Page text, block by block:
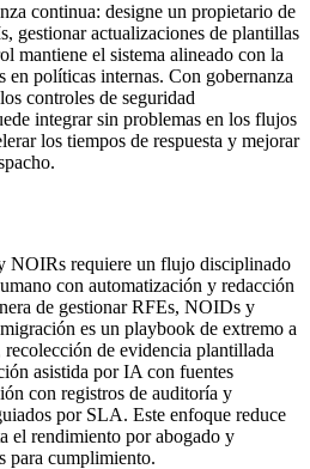
continua: designe un propietario de
gestionar actualizaciones de plantillas
mantiene el sistema alineado con la
políticas internas. Con gobernanza
controles de seguridad
integrar sin problemas en los flujos
los tiempos de respuesta y mejorar
NOIRs requiere un flujo disciplinado
con automatización y redacción
de gestionar RFEs, NOIDs y
es un playbook de extremo a
de evidencia plantillada
asistida por IA con fuentes
con registros de auditoría y
por SLA. Este enfoque reduce
el rendimiento por abogado y
para cumplimiento.